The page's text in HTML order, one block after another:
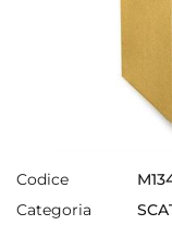
Codice
Categoria